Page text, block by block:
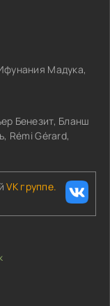
Мадука,
Бенезит, Бланш
Rémi Gérard,
VK группе.